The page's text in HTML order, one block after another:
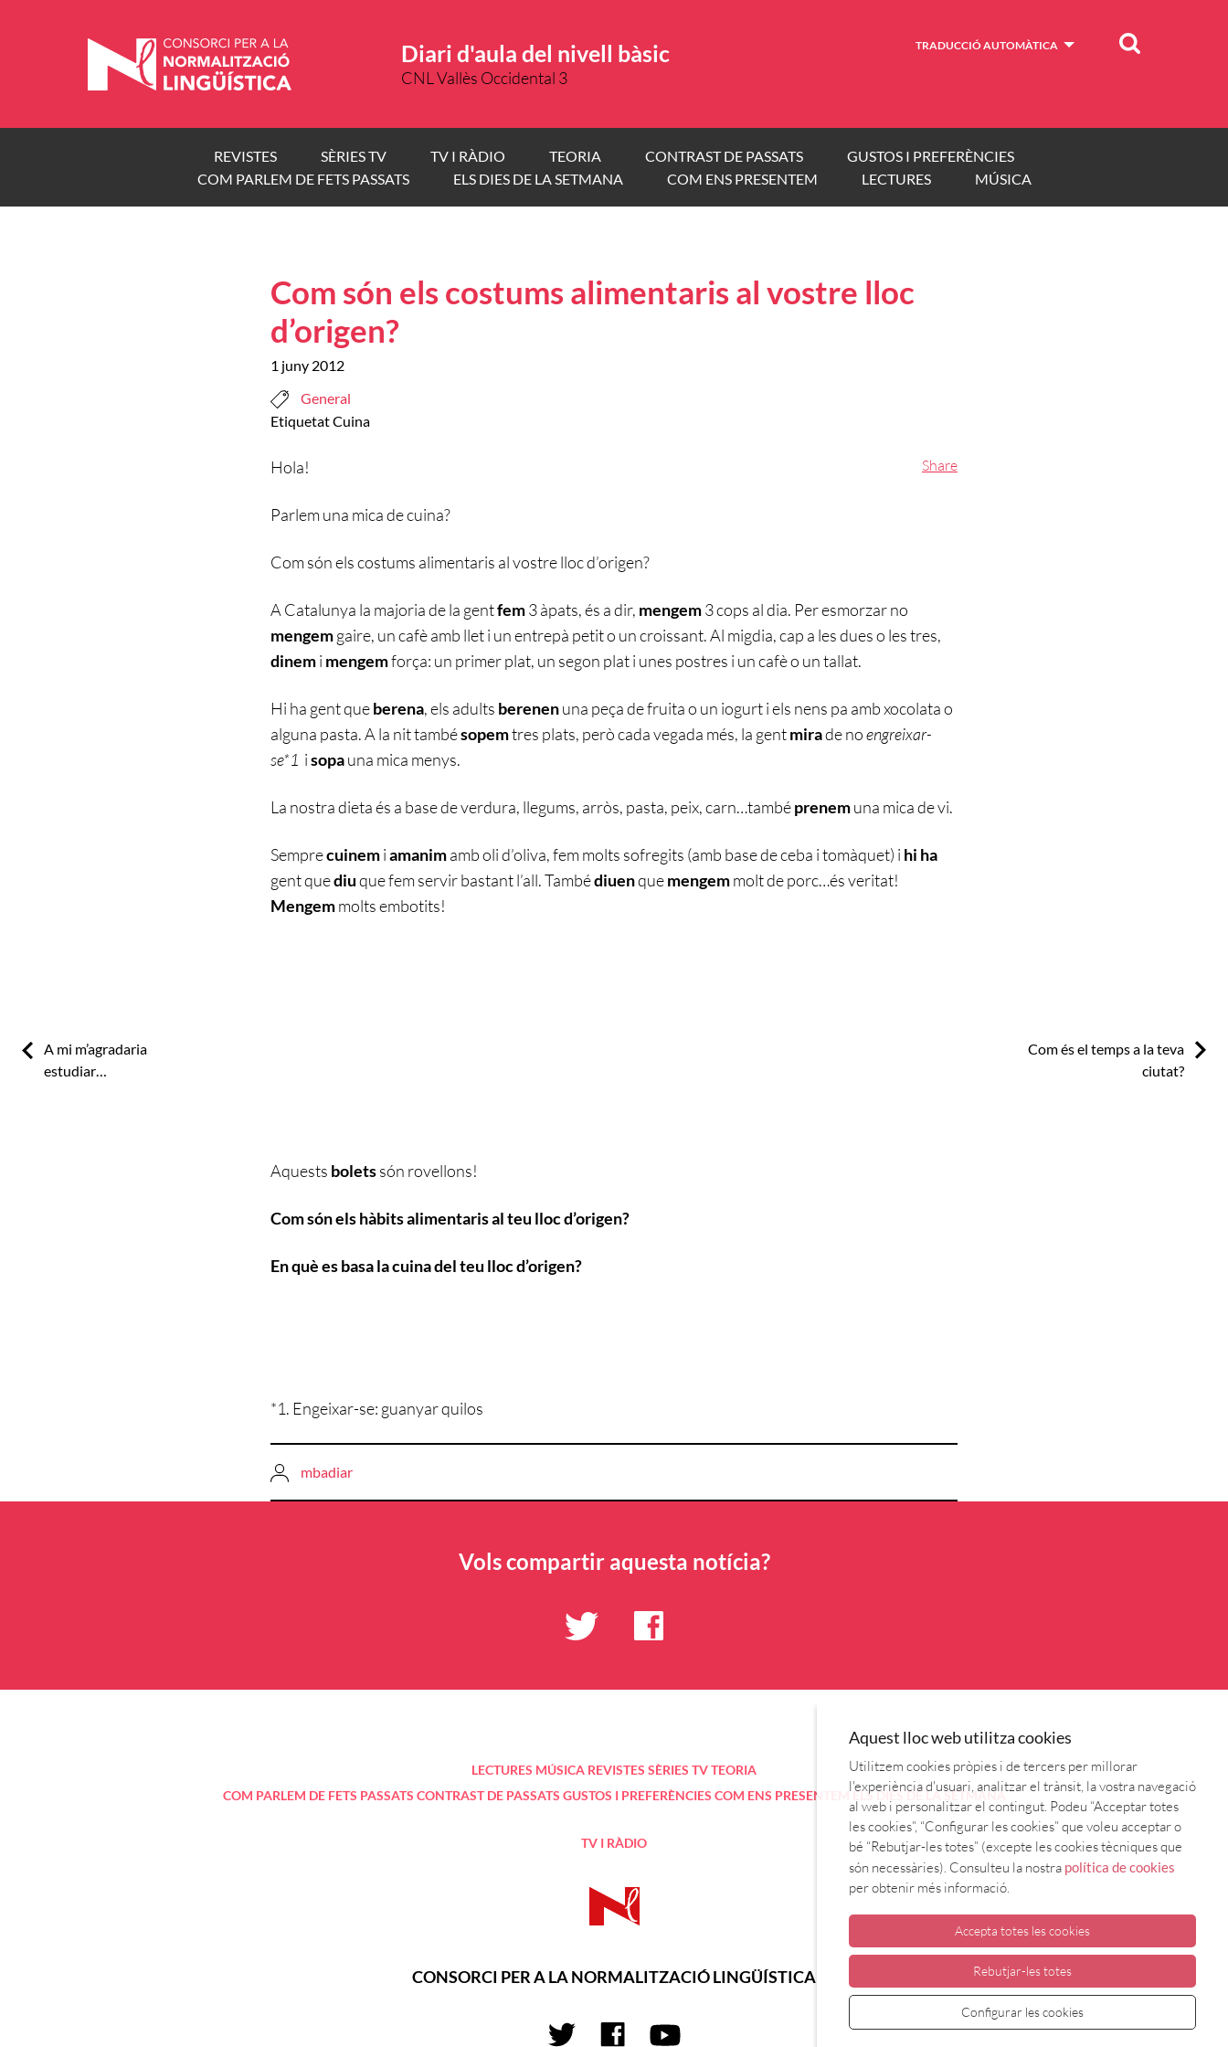
Diari d'aula del nivell bàsic
CNL Vallès Occidental 3
TRADUCCIÓ AUTOMÀTICA Cercar
REVISTES SÈRIES TV TV I RÀDIO TEORIA CONTRAST DE PASSATS
GUSTOS I PREFERÈNCIES
COM PARLEM DE FETS PASSATS
ELS DIES DE LA SETMANA COM ENS PRESENTEM LECTURES MÚSICA
Com són els costums alimentaris al vostre lloc
d’origen?
1 juny 2012
General
EtiquetatCuina
Share
Hola!
Parlem una mica de cuina?
Com són els costums alimentaris al vostre lloc d’origen?
A Catalunya la majoria de la gentfem3 àpats, és a dir, mengem3 cops al dia. Per esmorzar no
mengemgaire, un cafè amb llet i un entrepà petit o un croissant. Al migdia, cap a les dues o les tres,
dinemi mengemforça: un primer plat, un segon plat i unes postres i un cafè o un tallat.
Hi ha gent queberena, els adults berenenuna peça de fruita o un iogurt i els nens pa amb xocolata o
alguna pasta. A la nit tambésopemtres plats, però cada vegada més, la gentmirade noengreixar-
se*1 isopauna mica menys.
La nostra dieta és a base de verdura, llegums, arròs, pasta, peix, carn…tambéprenemuna mica de vi.
Semprecuinemiamanimamb oli d’oliva, fem molts sofregits (amb base de ceba i tomàquet) i hi ha
gent quediuque fem servir bastant l’all. Tambédiuenquemengemmolt de porc…és veritat!
Mengemmolts embotits!
Aquests boletssón rovellons!
Com són els hàbits alimentaris al teu lloc d’origen?
En què es basa la cuina del teu lloc d’origen?
*1. Engeixar-se: guanyar quilos
mbadiar
Previous:
A mi m’agradaria
estudiar…
Next:
Com és el temps a la teva
ciutat?
Vols compartir aquesta notícia?
LECTURES MÚSICA REVISTES SÈRIES TVTEORIA
COM PARLEM DE FETS PASSATS CONTRAST DE PASSATS GUSTOS I PREFERÈNCIES COM ENS PRESENTEM ELS DIES DE LA SETMANA
TV I RÀDIO
CONSORCI PER A LA NORMALITZACIÓ LINGÜÍSTICA
Aquest lloc web utilitza cookies
Utilitzem cookies pròpies i de tercers per millorar
l'experiència d'usuari, analitzar el trànsit, la vostra navegació
al web i personalitzar el contingut. Podeu “Acceptar totes
les cookies”, “Configurar les cookies” que voleu acceptar o
bé “Rebutjar-les totes” (excepte les cookies tècniques que
són necessàries). Consulteu la nostra política de cookies
per obtenir més informació.
Accepta totes les cookies
Rebutjar-les totes
Configurar les cookies